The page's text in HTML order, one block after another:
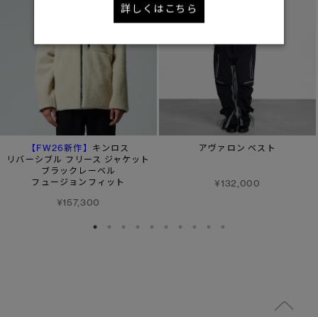
【FW26新作】
キンロス
リバーシブル フリース ジャケット
ブラックレーベル
フュージョンフィット
¥157,300
アヴァロン ベスト
¥132,000
詳しくはこちら